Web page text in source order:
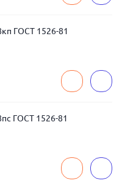
ГОСТ 1526-81
ГОСТ 1526-81